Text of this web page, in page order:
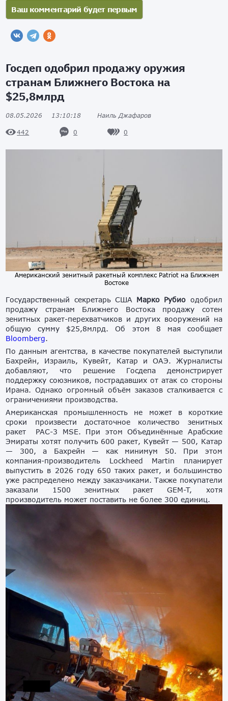
Госдеп одобрил продажу оружия
странам Ближнего Востока на
$25,8млрд
08.05.2026 13:10:18 Наиль Джафаров
442 0 0
Американский зенитный ракетный комплекс Patriot на Ближнем
Востоке
Государственный секретарь США Марко Рубио одобрил
продажу странам Ближнего Востока продажу сотен
зенитных ракет-перехватчиков и других вооружений на
общую сумму $25,8млрд. Об этом 8 мая сообщает
Bloomberg.
По данным агентства, в качестве покупателей выступили
Бахрейн, Израиль, Кувейт, Катар и ОАЭ. Журналисты
добавляют, что решение Госдепа демонстрирует
поддержку союзников, пострадавших от атак со стороны
Ирана. Однако огромный объём заказов сталкивается с
ограничениями производства.
Американская промышленность не может в короткие
сроки произвести достаточное количество зенитных
ракет PAC-3 MSE. При этом Объединённые Арабские
Эмираты хотят получить 600 ракет, Кувейт — 500, Катар
— 300, а Бахрейн — как минимум 50. При этом
компания-производитель Lockheed Martin планирует
выпустить в 2026 году 650 таких ракет, и большинство
уже распределено между заказчиками. Также покупатели
заказали 1500 зенитных ракет GEM-T, хотя
производитель может поставить не более 300 единиц.